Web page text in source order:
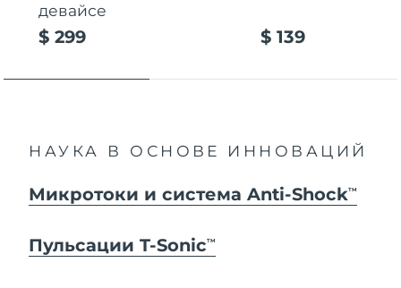
девайсе
$ 299 $ 139
НАУКА В ОСНОВЕ ИННОВАЦИЙ
Микротоки и система Anti-ShockTM
Пульсации T-SonicTM